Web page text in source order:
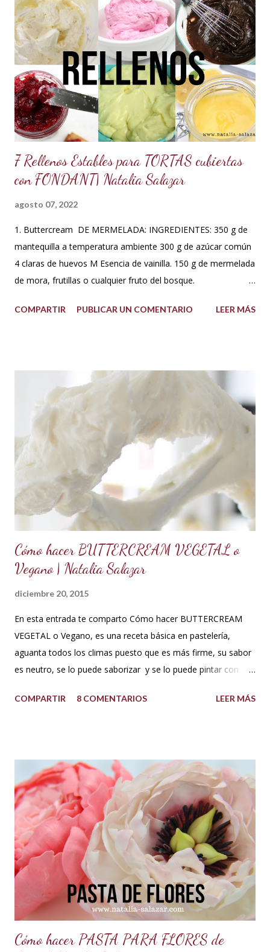
cocina de antes del milenio se utilizaba comúnmente el
sistema americano y no el métrico, o ambos como suelo
usarlo yo en mis recetas. En lo personal pienso que si soy
una pastelera debo manejar los dos sistemas de medidas
para así poder obtener los mejores resultados en mis
preparaciones y poder sacar con éxito cualquier receta. Así
que me fui a investigar y descubrí que los estado...
7 Rellenos Estables para TORTAS cubiertas
con FONDANT| Natalia Salazar
agosto 07, 2022
1. Buttercream DE MERMELADA: INGREDIENTES: 350 g de
mantequilla a temperatura ambiente 300 g de azúcar común
4 claras de huevos M Esencia de vainilla. 150 g de mermelada
de mora, frutillas o cualquier fruto del bosque.
huevo en un tazón con los 300 g de azúcar a baño María .
que forme picos. A la mezcla agregar la mantequilla que debe
estar a temperatura ambiente, batir constantemente hasta
cremar y formar picos. Agregar la vainilla y la mermelada.
Batir hasta integrar. Se puede decorar cualquier tipo de
cupcakes o rellenar una torta o cubrir el cake tu sabor
favorito. Se debe conservar en refrigeración y es mejor
utilizarlo cuando está fresco, es decir recién hecho, porque
contiene huevos y mantequilla. Crema d...
COMPARTIR PUBLICAR UN COMENTARIO LEER MÁS
Cómo hacer BUTTERCREAM VEGETAL o
Vegano | Natalia Salazar
diciembre 20, 2015
En esta entrada te comparto Cómo hacer BUTTERCREAM
VEGETAL o Vegano, es una receta básica en pastelería,
aguanta todos los climas puesto que es más firme, su sabor
es neutro, se lo puede saborizar y se lo puede pintar con
este cupcakes, pasteles y lo que te guste. INGREDIENTES:
de vainilla al gusto. Colorantes en gel para repostería, si se
desea dar color. PREPARACIÓN: Cernir o tamizar el azúcar
glass. Colocar en un bowl o tazón la manteca blanca. Batir a
velocidad media e ir poniendo el azúcar poco a poco hasta
que este firme y esponjoso. Agregar un chorrito de esencia
de vainilla o al gusto. Finalmente agregar el color deseado.
TIPS : Si deseas que el buttercream vegetal sea más duro
porque el clima está muy c...
COMPARTIR 8 COMENTARIOS LEER MÁS
Cómo hacer PASTA PARA FLORES de